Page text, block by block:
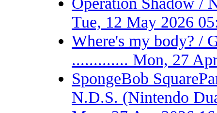
Tue, 12 May 2026
Where's my body? /
............. Mon, 27
SpongeBob
N.D.S. (Nintendo